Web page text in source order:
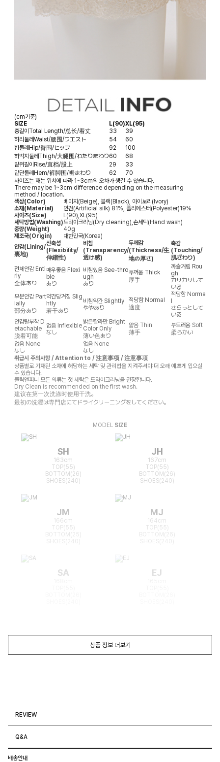
(cm기준)
SIZE
L(90)XL(95)
총길이 Total Length/总长/着丈 33
39
허리둘레 Waist/腰围/ウエスト 54
60
힙둘레 Hip/臀围/ヒップ 92
100
허벅지둘레 Thigh/大腿围/わたりまわり60
68
밑위길이 Rise/直档/股上 29
33
밑단둘레 Hem/裤脚围/裾まわり 62
70
사이즈는 재는 위치에 따라 1~3cm의 오차가 생길 수 있습니다.
There may be 1~3cm difference depending on the measuring
method / location.
색상(Color)
베이지(Beige), 블랙(Black), 아이보리(Ivory)
소재(Material)
인견(Artificial silk) 81%, 폴리에스터(Polyester)19%
사이즈(Size)
L(90),XL(95)
세탁방법(Washing)드라이크리닝(Dry cleaning),손세탁(Hand wash)
중량(Weight)
40g
제조국(Origin)
대한민국(Korea)
안감(Lining/
裏地)
신축성
(Flexibility/
伸縮性)
비침
(Transparency/
透け感)
두께감
(Thickness/生
地の厚さ)
촉감
(Touching/
肌ざわり)
전체안감 Enti
rly
全体あり
매우좋음 Flexi
ble
あり
비침있음 See-thro
ugh
あり
두꺼움 Thick
厚手
까슬거림 Rou
gh
カサカサして
いる
부분안감 Part
ially
部分あり
약간당겨짐 Slig
htly
若干あり
비침약간 Slightly
ややあり
적당함 Normal
適度
적당함 Norma
さらっとして
いる
안감탈부착 D
etachable
脱着可能
없음 Inflexible
なし
밝은칼라만 Bright
Color Only
薄い色あり
얇음 Thin
薄手
부드러움 Soft
柔らかい
없음 None
なし
없음 None
なし
취급시 주의사항 / Attention to / 注意事项 / 注意事項
상품별로 기재된 소재에 해당하는 세탁 및 관리법을 지켜주셔야 더 오래 예쁘게 입으실
수 있습니다.
클릭앤퍼니 모든 의류는 첫 세탁은 드라이크리닝을 권장합니다.
Dry Clean is recommended on the first wash.
建议在第一次洗涤时使用干洗。
最初の洗濯は専門店にてドライクリーニングをしてください。
MODEL SIZE
SH
163cm
TOP(55)
BOTTOM(26)
SHOES(240)
JH
167cm
TOP(55)
BOTTOM(26)
SHOES(240)
JM
166cm
TOP(55)
BOTTOM(25)
MJ
164cm
TOP(55)
BOTTOM(26)
SA EJ
상품 정보 더보기
REVIEW
Q&A
배송안내